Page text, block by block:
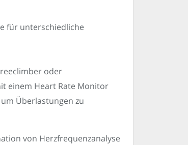
für unterschiedliche
oder
einem Heart Rate Monitor
Überlastungen zu
von Herzfrequenzanalyse